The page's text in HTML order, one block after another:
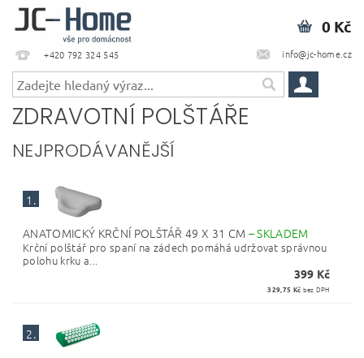
+420 792 324 545 info@jc-home.cz
0 Kč
ZDRAVOTNÍ POLŠTÁŘE
NEJPRODÁVANĚJŠÍ
1.
ANATOMICKÝ KRČNÍ POLŠTÁŘ 49 X 31 CM –SKLADEM
Krční polštář pro spaní na zádech pomáhá udržovat správnou
polohu krku a...
399 Kč
329,75 Kč bez DPH
2.